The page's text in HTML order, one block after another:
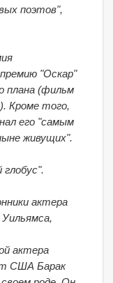
поэтов",
"Оскар"
плана (фильм
Кроме того,
его "самым
живущих".
актера
актера
США Барак